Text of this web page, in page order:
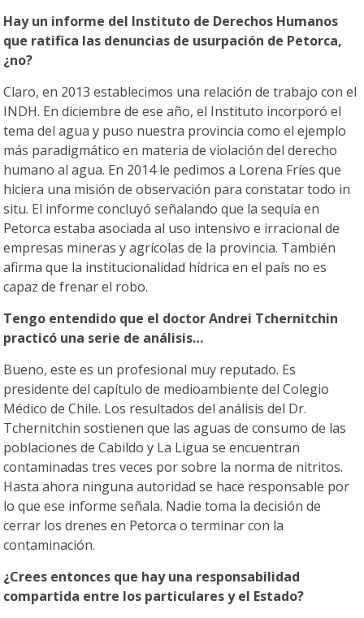
Hay un informe del Instituto de Derechos Humanos
que ratifica las denuncias de usurpación de Petorca,
¿no?
Claro, en 2013 establecimos una relación de trabajo con el
INDH. En diciembre de ese año, el Instituto incorporó el
tema del agua y puso nuestra provincia como el ejemplo
más paradigmático en materia de violación del derecho
humano al agua. En 2014 le pedimos a Lorena Fríes que
hiciera una misión de observación para constatar todo in
situ. El informe concluyó señalando que la sequía en
Petorca estaba asociada al uso intensivo e irracional de
empresas mineras y agrícolas de la provincia. También
afirma que la institucionalidad hídrica en el país no es
capaz de frenar el robo.
Tengo entendido que el doctor Andrei Tchernitchin
practicó una serie de análisis…
Bueno, este es un profesional muy reputado. Es
presidente del capítulo de medioambiente del Colegio
Médico de Chile. Los resultados del análisis del Dr.
Tchernitchin sostienen que las aguas de consumo de las
poblaciones de Cabildo y La Ligua se encuentran
contaminadas tres veces por sobre la norma de nitritos.
Hasta ahora ninguna autoridad se hace responsable por
lo que ese informe señala. Nadie toma la decisión de
cerrar los drenes en Petorca o terminar con la
contaminación.
¿Crees entonces que hay una responsabilidad
compartida entre los particulares y el Estado?